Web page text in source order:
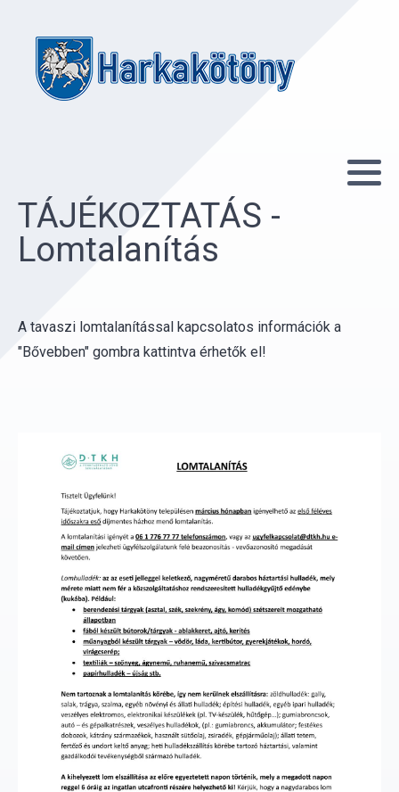
TÁJÉKOZTATÁS -
Lomtalanítás
A tavaszi lomtalanítással kapcsolatos információk a
"Bővebben" gombra kattintva érhetők el!